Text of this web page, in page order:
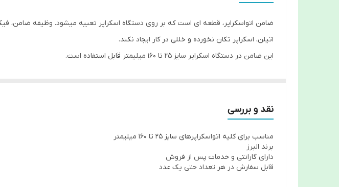
ضامن اتواسکراپر، قطعه ای است که بر روی دستگاه اسکراپر تعبیه میشود. وظیفه ضامن،
اتیلن، اسکراپر تکان نخورده و خللی در کار ایجاد نکند.
این ضامن در دستگاه اسکراپر سایز 25 تا 160 میلیمتر قابل استفاده است.
نقد و بررسی
مناسب برای کلیه اتواسکراپرهای سایز 25 تا 160 میلیمتر
برند البرز
دارای گارانتی و خدمات پس از فروش
قابل سفارش در هر تعداد حتی یک عدد